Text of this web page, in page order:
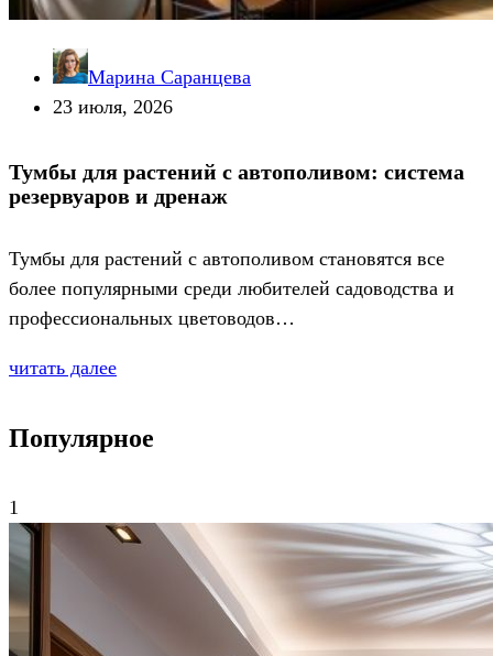
Марина Саранцева
23 июля, 2026
Тумбы для растений с автополивом: система
резервуаров и дренаж
Тумбы для растений с автополивом становятся все
более популярными среди любителей садоводства и
профессиональных цветоводов…
читать далее
Популярное
1